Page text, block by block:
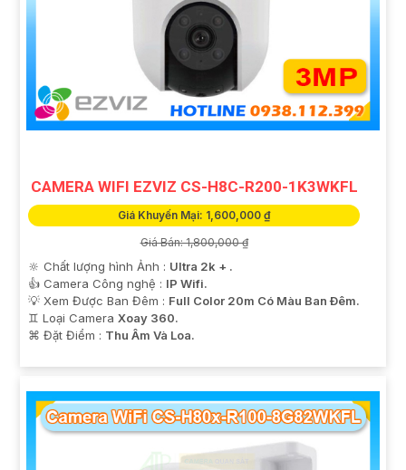
ứng dụng di động cũng giúp bạn dễ dàng kiểm soát và
quản lý từ xa mọi thứ một cách thuận tiện.
CAMERA WIFI EZVIZ CS-H8C-R200-1K3WKFL
Giá Khuyến Mại: 1,600,000 ₫
Giá Bán: 1,800,000 ₫
🔆 Chất lượng hình Ảnh : Ultra 2k + .
👍 Camera Công nghệ : IP Wifi.
💡 Xem Được Ban Đêm : Full Color 20m Có Màu Ban Ðêm.
♊ Loại Camera Xoay 360.
️⌘ Đặt Điểm : Thu Âm Và Loa.